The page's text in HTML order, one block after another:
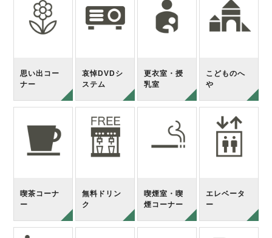
思い出コー
ナー
哀悼DVDシ
ステム
更衣室・授
乳室
こどものへ
や
喫茶コーナ
ー
無料ドリン
ク
喫煙室・喫
煙コーナー
エレベータ
ー